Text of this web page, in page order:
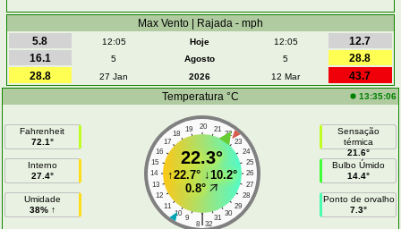
Max Vento | Rajada - mph
5.8
12:05 Hoje 12:05
12.7
16.1
5 Agosto 5
28.8
28.8
27 Jan 2026 12 Mar
43.7
Temperatura °C
13:35:06
Fahrenheit
72.1°
Interno
27.4°
Umidade
38% ↑
20
19 21
18
22
17
23
16
24
15
25
14
26
13
27
12
28
11
29
10
30
9 31
|
8 32
22.3°
↑22.7°↓10.2°
0.8°
Sensação
térmica
21.6°
Bulbo Úmido
14.4°
Ponto de orvalho
7.3°